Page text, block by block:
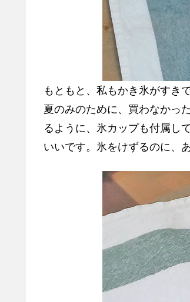
もともと、私もかき氷がすき
夏のみのために、買わなかっ
るように、氷カップも付属し
いいです。氷をけずるのに、